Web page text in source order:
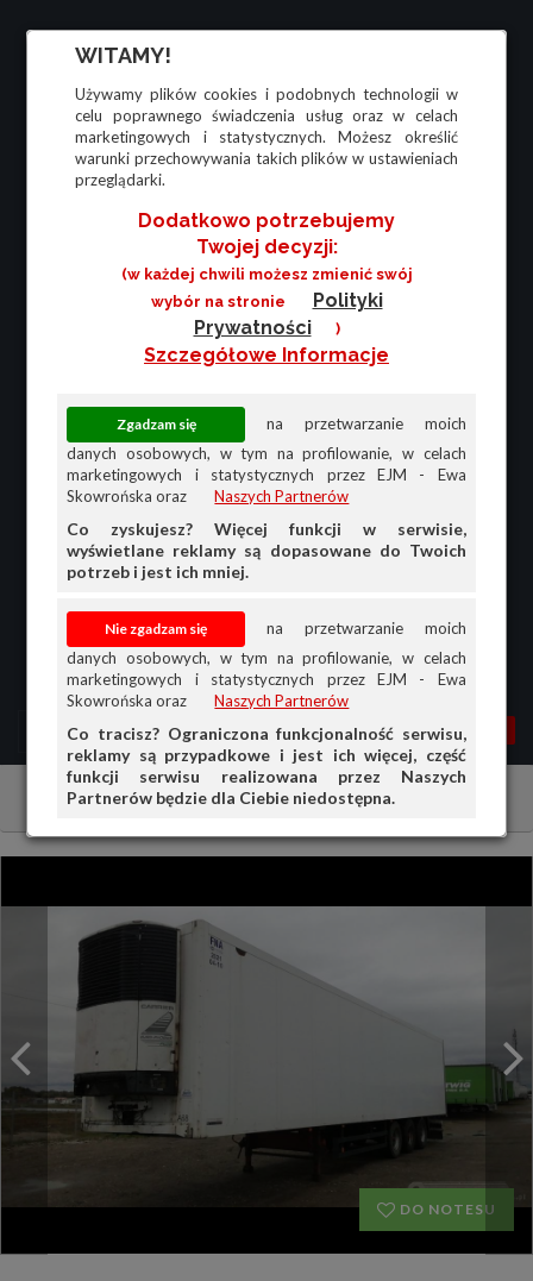
WITAMY!
Używamy plików cookies i podobnych technologii w
celu poprawnego świadczenia usług oraz w celach
marketingowych i statystycznych. Możesz określić
warunki przechowywania takich plików w ustawieniach
przeglądarki.
Dodatkowo potrzebujemy
Twojej decyzji:
(w każdej chwili możesz zmienić swój
wybór na stronie
Polityki
Prywatności
)
Szczegółowe Informacje
na przetwarzanie moich
danych osobowych, w tym na profilowanie, w celach
marketingowych i statystycznych przez EJM - Ewa
Skowrońska oraz
Naszych Partnerów
Co zyskujesz? Więcej funkcji w serwisie,
wyświetlane reklamy są dopasowane do Twoich
potrzeb i jest ich mniej.
na przetwarzanie moich
danych osobowych, w tym na profilowanie, w celach
marketingowych i statystycznych przez EJM - Ewa
Skowrońska oraz
Naszych Partnerów
Co tracisz? Ograniczona funkcjonalność serwisu,
reklamy są przypadkowe i jest ich więcej, część
funkcji serwisu realizowana przez Naszych
Partnerów będzie dla Ciebie niedostępna.
MENU MOJA AG
PRZEGLĄD
OFERTA DLA FIRM
Ciągniki i maszyny rolnicze Inne
DO NOTESU